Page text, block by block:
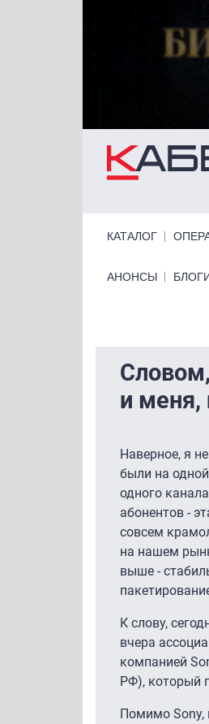
КАТАЛОГ
Primary links bottom
АНОНСЫ
и меня,
Наверное, я
были на
одного
абонентов -
совсем
на нашем
выше -
К слову,
вчера
компанией
РФ), который
Помимо Sony,